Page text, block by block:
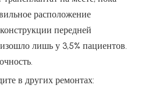
расположение
передней
лишь у 3,5% пациентов.
в других ремонтах: